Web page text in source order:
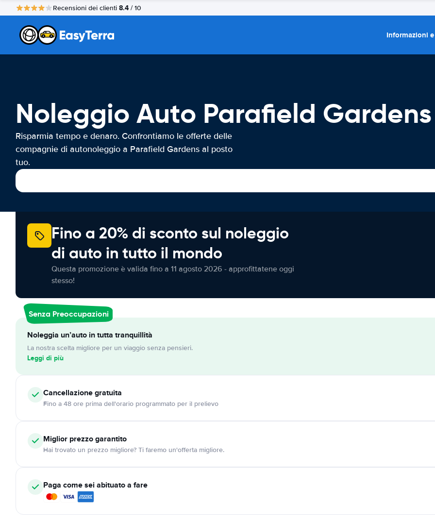
Recensioni dei clienti 8.4 / 10
Informazioni
Noleggio Auto Parafield Gardens
Risparmia tempo e denaro. Confrontiamo le offerte delle
compagnie di autonoleggio a Parafield Gardens al posto
tuo.
Fino a 20% di sconto sul noleggio
di auto in tutto il mondo
Questa promozione è valida fino a 11 agosto 2026 - approfittatene oggi
stesso!
Senza Preoccupazioni
Noleggia un’auto in tutta tranquillità
La nostra scelta migliore per un viaggio senza pensieri.
Leggi di più
Cancellazionegratuita
Fino a 48 ore prima dell'orario programmato per il prelievo
Miglior prezzo garantito
Hai trovato un prezzo migliore? Ti faremo un'offerta migliore.
Paga come sei abituato a fare